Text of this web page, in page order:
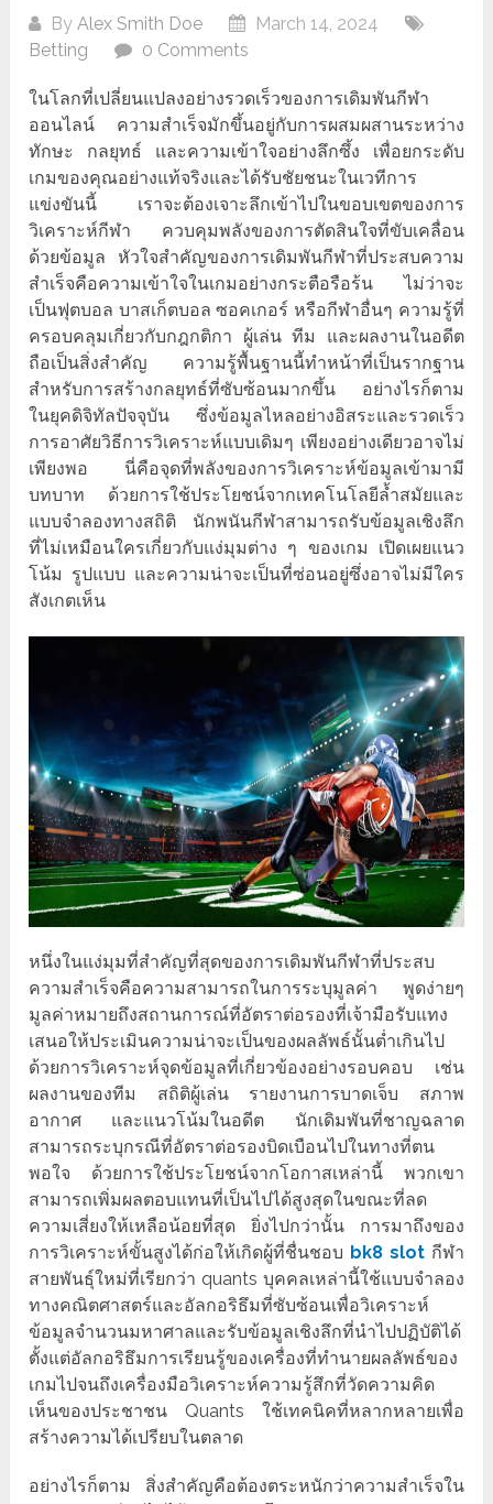
ByAlex Smith Doe
March 14, 2024
Betting
0 Comments
ในโลกที่เปลี่ยนแปลงอย่างรวดเร็วของการเดิมพันกีฬา
ออนไลน์ ความสำเร็จมักขึ้นอยู่กับการผสมผสานระหว่าง
ทักษะ กลยุทธ์ และความเข้าใจอย่างลึกซึ้ง เพื่อยกระดับ
เกมของคุณอย่างแท้จริงและได้รับชัยชนะในเวทีการ
แข่งขันนี้ เราจะต้องเจาะลึกเข้าไปในขอบเขตของการ
วิเคราะห์กีฬา ควบคุมพลังของการตัดสินใจที่ขับเคลื่อน
ด้วยข้อมูล หัวใจสำคัญของการเดิมพันกีฬาที่ประสบความ
สำเร็จคือความเข้าใจในเกมอย่างกระตือรือร้น ไม่ว่าจะ
เป็นฟุตบอล บาสเก็ตบอล ซอคเกอร์ หรือกีฬาอื่นๆ ความรู้ที่
ครอบคลุมเกี่ยวกับกฎกติกา ผู้เล่น ทีม และผลงานในอดีต
ถือเป็นสิ่งสำคัญ ความรู้พื้นฐานนี้ทำหน้าที่เป็นรากฐาน
สำหรับการสร้างกลยุทธ์ที่ซับซ้อนมากขึ้น อย่างไรก็ตาม
ในยุคดิจิทัลปัจจุบัน ซึ่งข้อมูลไหลอย่างอิสระและรวดเร็ว
การอาศัยวิธีการวิเคราะห์แบบเดิมๆ เพียงอย่างเดียวอาจไม่
เพียงพอ นี่คือจุดที่พลังของการวิเคราะห์ข้อมูลเข้ามามี
บทบาท ด้วยการใช้ประโยชน์จากเทคโนโลยีล้ำสมัยและ
แบบจำลองทางสถิติ นักพนันกีฬาสามารถรับข้อมูลเชิงลึก
ที่ไม่เหมือนใครเกี่ยวกับแง่มุมต่าง ๆ ของเกม เปิดเผยแนว
โน้ม รูปแบบ และความน่าจะเป็นที่ซ่อนอยู่ซึ่งอาจไม่มีใคร
สังเกตเห็น
หนึ่งในแง่มุมที่สำคัญที่สุดของการเดิมพันกีฬาที่ประสบ
ความสำเร็จคือความสามารถในการระบุมูลค่า พูดง่ายๆ
มูลค่าหมายถึงสถานการณ์ที่อัตราต่อรองที่เจ้ามือรับแทง
เสนอให้ประเมินความน่าจะเป็นของผลลัพธ์นั้นต่ำเกินไป
ด้วยการวิเคราะห์จุดข้อมูลที่เกี่ยวข้องอย่างรอบคอบ เช่น
ผลงานของทีม สถิติผู้เล่น รายงานการบาดเจ็บ สภาพ
อากาศ และแนวโน้มในอดีต นักเดิมพันที่ชาญฉลาด
สามารถระบุกรณีที่อัตราต่อรองบิดเบือนไปในทางที่ตน
พอใจ ด้วยการใช้ประโยชน์จากโอกาสเหล่านี้ พวกเขา
สามารถเพิ่มผลตอบแทนที่เป็นไปได้สูงสุดในขณะที่ลด
ความเสี่ยงให้เหลือน้อยที่สุด ยิ่งไปกว่านั้น การมาถึงของ
การวิเคราะห์ขั้นสูงได้ก่อให้เกิดผู้ที่ชื่นชอบ bk8 slotกีฬา
สายพันธุ์ใหม่ที่เรียกว่า quants บุคคลเหล่านี้ใช้แบบจำลอง
ทางคณิตศาสตร์และอัลกอริธึมที่ซับซ้อนเพื่อวิเคราะห์
ข้อมูลจำนวนมหาศาลและรับข้อมูลเชิงลึกที่นำไปปฏิบัติได้
ตั้งแต่อัลกอริธึมการเรียนรู้ของเครื่องที่ทำนายผลลัพธ์ของ
เกมไปจนถึงเครื่องมือวิเคราะห์ความรู้สึกที่วัดความคิด
เห็นของประชาชน Quants ใช้เทคนิคที่หลากหลายเพื่อ
สร้างความได้เปรียบในตลาด
อย่างไรก็ตาม สิ่งสำคัญคือต้องตระหนักว่าความสำเร็จใน